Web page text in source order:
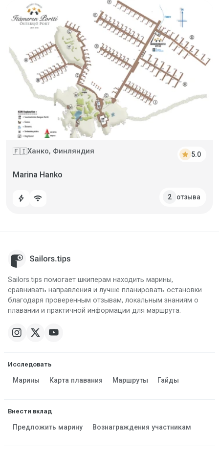
🇫🇮Ханко, Финляндия star 5.0
Marina Hanko
bolt wifi 2 отзыва
Sailors.tips помогает шкиперам находить марины,
сравнивать направления и лучше планировать остановки
благодаря проверенным отзывам, локальным знаниям о
плавании и практичной информации для маршрута.
Исследовать
Марины Карта плавания Маршруты Гайды
Внести вклад
Предложить марину Вознаграждения участникам